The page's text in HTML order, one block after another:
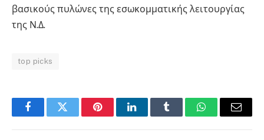
βασικούς πυλώνες της εσωκομματικής λειτουργίας
της Ν.Δ.
top picks
FacebookTwitter PinterestLinkedInTumblr WhatsAppEmail